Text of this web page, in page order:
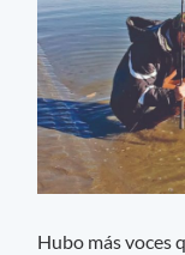
Hubo más voces